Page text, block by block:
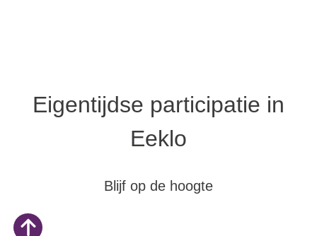
Eigentijdse participatie in
Eeklo
Blijf op de hoogte